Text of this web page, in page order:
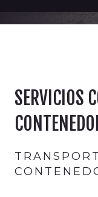
SERVICIOS